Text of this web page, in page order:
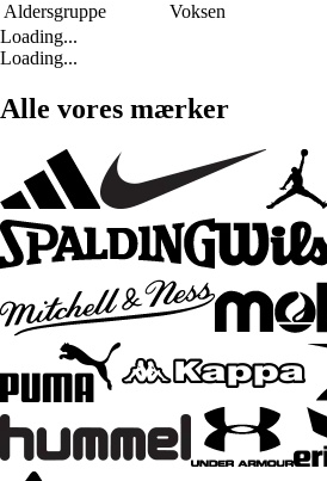
Aldersgruppe
Voksen
Loading...
Loading...
Alle vores mærker